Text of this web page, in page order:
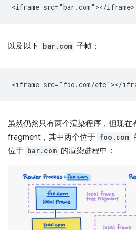
以及以下 bar.com 子帧：
虽然仍然只有两个渲染程序，但现在
fragment，其中两个位于 foo.com
位于 bar.com 的渲染进程中：